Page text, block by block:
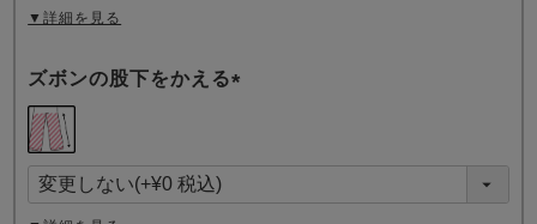
▼詳細を見る
ズボンの股下をかえる
須
)